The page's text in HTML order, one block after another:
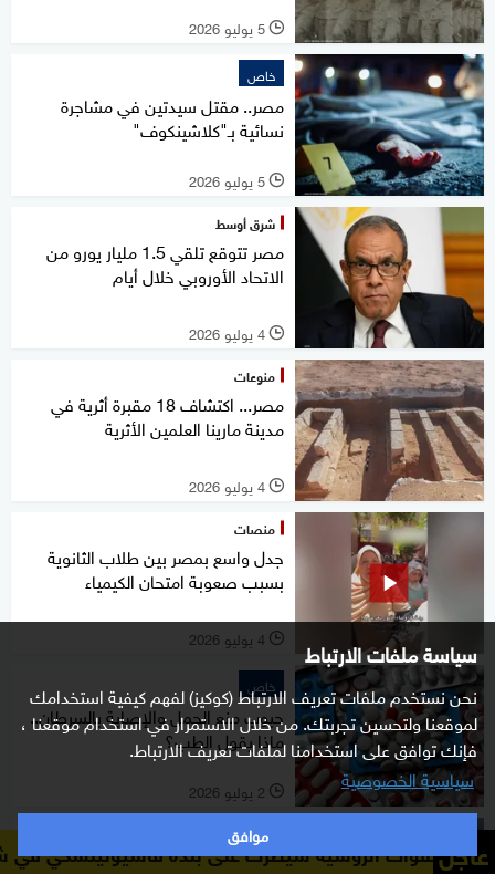
سياسة ملفات الارتباط
نحن نستخدم ملفات تعريف الارتباط (كوكيز) لفهم كيفية استخدامك
لموقعنا ولتحسين تجربتك. من خلال الاستمرار في استخدام موقعنا ،
فإنك توافق على استخدامنا لملفات تعريف الارتباط.
سياسية الخصوصية
موافق
l 5 يوليو 2026
خاص
مصر.. مقتل سيدتين في مشاجرة
نسائية بـ"كلاشينكوف"
l 5 يوليو 2026
شرق أوسط
مصر تتوقع تلقي 1.5 مليار يورو من
الاتحاد الأوروبي خلال أيام
l 4 يوليو 2026
منوعات
مصر... اكتشاف 18 مقبرة أثرية في
مدينة مارينا العلمين الأثرية
l 4 يوليو 2026
منصات
جدل واسع بمصر بين طلاب الثانوية
بسبب صعوبة امتحان الكيمياء
l 4 يوليو 2026
خاص
حبوب منع الحمل والإصابة بالسرطان..
ماذا يقول الطب؟
l 2 يوليو 2026
شرق أوسط
"الأوكتاغون" عقل مصر.. ماذا يتضمن عاجلسيطرت على بلدة فاسيوتينسكي في شرق أوكرانيا